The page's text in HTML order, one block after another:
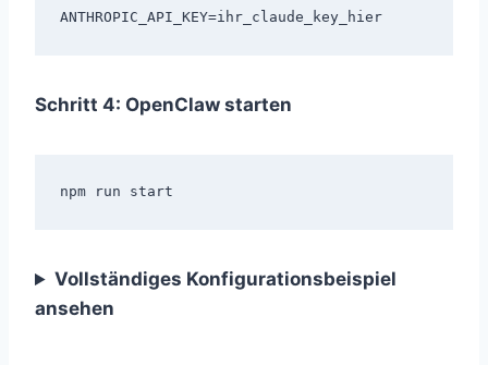
ANTHROPIC_API_KEY=ihr_claude_key_hier
Schritt 4: OpenClaw starten
Vollständiges Konfigurationsbeispiel
ansehen